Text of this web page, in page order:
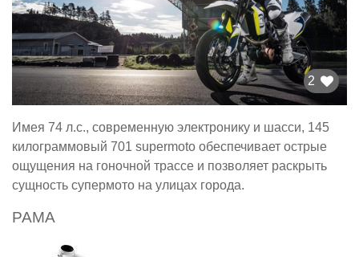
2
Имея 74 л.с., современную электронику и шасси, 145
килограммовый 701 supermoto обеспечивает острые
ощущения на гоночной трассе и позволяет раскрыть
сущность супермото на улицах города.
РАМА